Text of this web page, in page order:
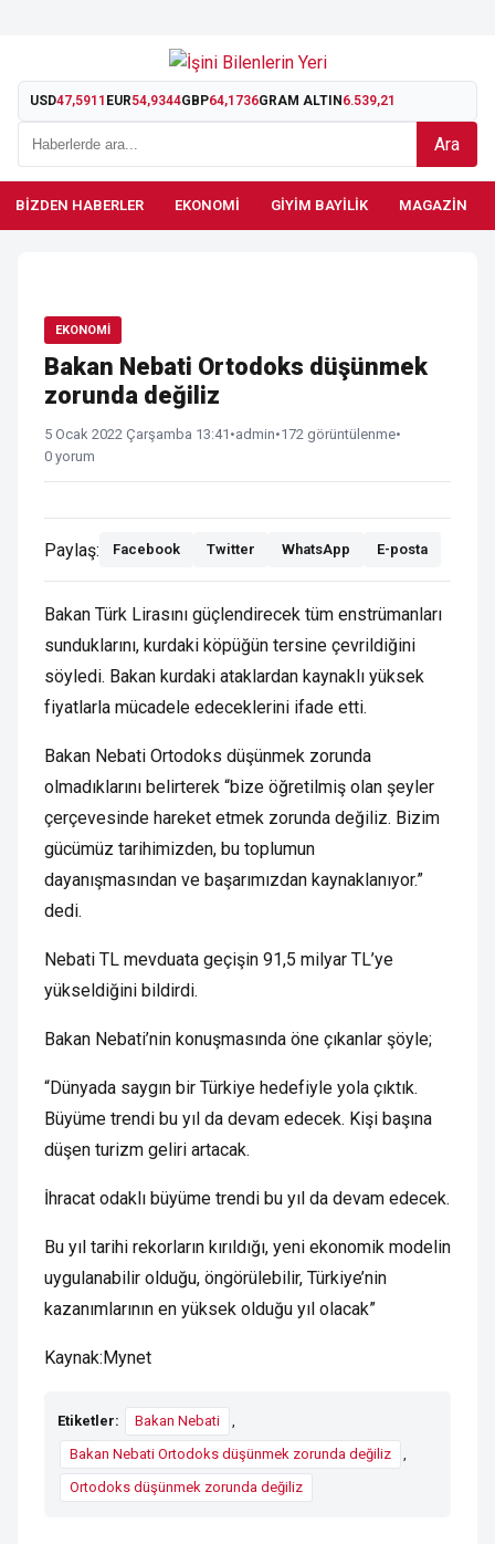
USD47,5911 EUR54,9344GBP64,1736GRAM ALTIN 6.539,21
Ara
BIZDEN HABERLER EKONOMI GIYIM BAYILIK MAGAZIN
EKONOMI
Bakan Nebati Ortodoks düşünmek
zorunda değiliz
5 Ocak 2022 Çarşamba 13:41 •admin•172 görüntülenme•
0 yorum
Paylaş: Facebook Twitter WhatsApp E-posta
Bakan Türk Lirasını güçlendirecek tüm enstrümanları
sunduklarını, kurdaki köpüğün tersine çevrildiğini
söyledi. Bakan kurdaki ataklardan kaynaklı yüksek
fiyatlarla mücadele edeceklerini ifade etti.
Bakan Nebati Ortodoks düşünmek zorunda
olmadıklarını belirterek “bize öğretilmiş olan şeyler
çerçevesinde hareket etmek zorunda değiliz. Bizim
gücümüz tarihimizden, bu toplumun
dayanışmasından ve başarımızdan kaynaklanıyor.”
dedi.
Nebati TL mevduata geçişin 91,5 milyar TL’ye
yükseldiğini bildirdi.
Bakan Nebati’nin konuşmasında öne çıkanlar şöyle;
“Dünyada saygın bir Türkiye hedefiyle yola çıktık.
Büyüme trendi bu yıl da devam edecek. Kişi başına
düşen turizm geliri artacak.
İhracat odaklı büyüme trendi bu yıl da devam edecek.
Bu yıl tarihi rekorların kırıldığı, yeni ekonomik modelin
uygulanabilir olduğu, öngörülebilir, Türkiye’nin
kazanımlarının en yüksek olduğu yıl olacak”
Kaynak:Mynet
Etiketler: Bakan Nebati
,
Bakan Nebati Ortodoks düşünmek zorunda değiliz
,
Ortodoks düşünmek zorunda değiliz